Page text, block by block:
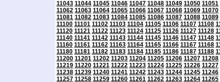
11043 11044 11045 11046 11047 11048 11049 11050 11051
11062 11063 11064 11065 11066 11067 11068 11069 11070
11081 11082 11083 11084 11085 11086 11087 11088 11089
11100 11101 11102 11103 11104 11105 11106 11107 11108
11120 11121 11122 11123 11124 11125 11126 11127 11128
11140 11141 11142 11143 11144 11145 11146 11147 11148
11160 11161 11162 11163 11164 11165 11166 11167 11168
11180 11181 11182 11183 11184 11185 11186 11187 11188
11200 11201 11202 11203 11204 11205 11206 11207 11208
11219 11220 11221 11222 11223 11224 11225 11226 11227
11238 11239 11240 11241 11242 11243 11244 11245 11246
11257 11258 11259 11260 11261 11262 11263 11264 11265